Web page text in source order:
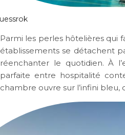
Parmi les perles hôtelières qui
établissements se détachent
réenchanter le quotidien. À
parfaite entre hospitalité
chambre ouvre sur l’infini